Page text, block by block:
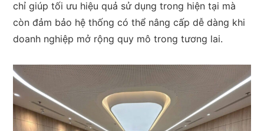
chỉ giúp tối ưu hiệu quả sử dụng trong hiện tại mà
còn đảm bảo hệ thống có thể nâng cấp dễ dàng khi
doanh nghiệp mở rộng quy mô trong tương lai.